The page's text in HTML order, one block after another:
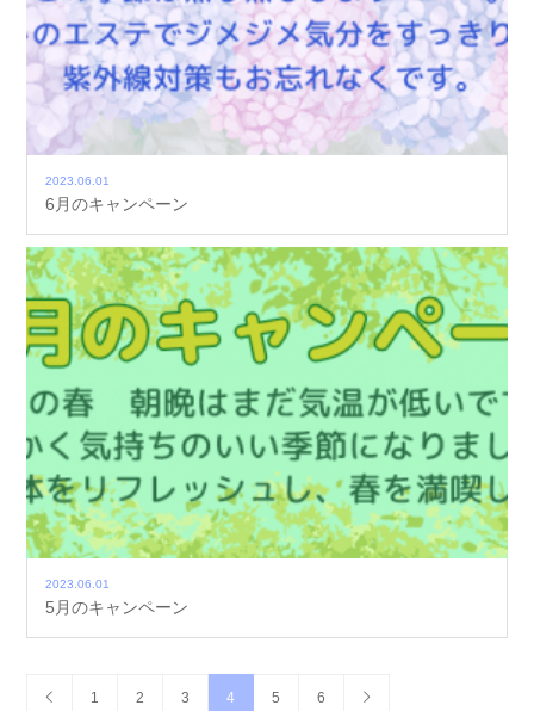
2023.06.01
6月のキャンペーン
2023.06.01
5月のキャンペーン
1 2 3 4 5 6